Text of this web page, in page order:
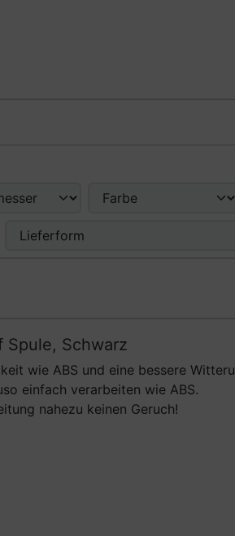
Spule, Schwarz
wie ABS und eine bessere
einfach verarbeiten wie ABS.
nahezu keinen Geruch!